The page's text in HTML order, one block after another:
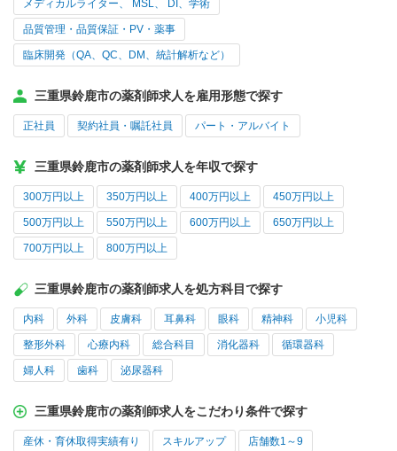
メディカルライター、 MSL、 DI、学術
品質管理・品質保証・PV・薬事
臨床開発（QA、QC、DM、統計解析など）
三重県鈴鹿市の薬剤師求人を雇用形態で探す
正社員 契約社員・嘱託社員 パート・アルバイト
三重県鈴鹿市の薬剤師求人を年収で探す
300万円以上 350万円以上 400万円以上 450万円以上
500万円以上 550万円以上 600万円以上 650万円以上
700万円以上 800万円以上
三重県鈴鹿市の薬剤師求人を処方科目で探す
内科 外科 皮膚科 耳鼻科 眼科 精神科 小児科
整形外科 心療内科 総合科目 消化器科 循環器科
婦人科 歯科 泌尿器科
三重県鈴鹿市の薬剤師求人をこだわり条件で探す
産休・育休取得実績有り スキルアップ 店舗数1～9